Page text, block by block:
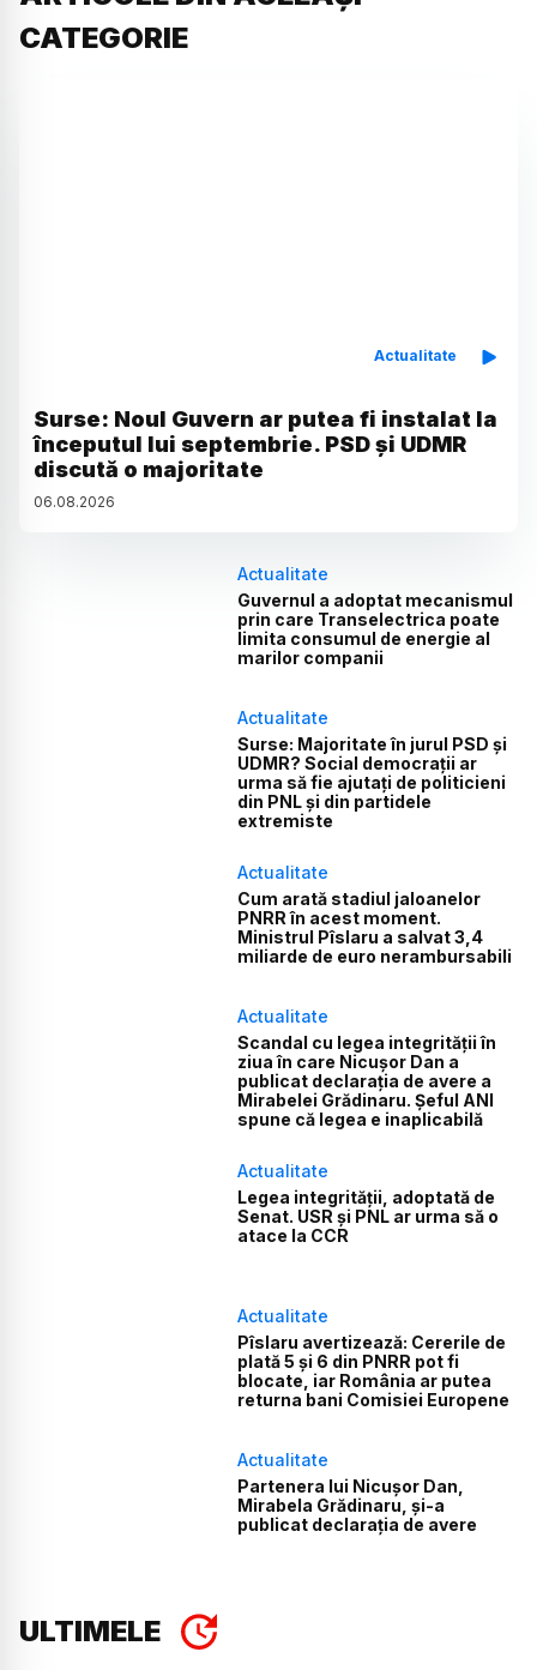
CATEGORIE
Actualitate
Surse: Noul Guvern ar putea fi instalat la
începutul lui septembrie. PSD și UDMR
discută o majoritate
06.08.2026
Actualitate
Guvernul a adoptat mecanismul
prin care Transelectrica poate
limita consumul de energie al
marilor companii
Actualitate
Surse: Majoritate în jurul PSD și
UDMR? Social democrații ar
urma să fie ajutați de politicieni
din PNL și din partidele
extremiste
Actualitate
Cum arată stadiul jaloanelor
PNRR în acest moment.
Ministrul Pîslaru a salvat 3,4
miliarde de euro nerambursabili
Actualitate
Scandal cu legea integrității în
ziua în care Nicușor Dan a
publicat declarația de avere a
Mirabelei Grădinaru. Șeful ANI
spune că legea e inaplicabilă
Actualitate
Legea integrității, adoptată de
Senat. USR și PNL ar urma să o
atace la CCR
Actualitate
Pîslaru avertizează: Cererile de
plată 5 și 6 din PNRR pot fi
blocate, iar România ar putea
returna bani Comisiei Europene
Actualitate
Partenera lui Nicușor Dan,
Mirabela Grădinaru, și-a
publicat declarația de avere
ULTIMELE